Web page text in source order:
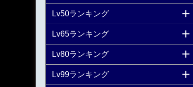
Lv50ランキング
Lv65ランキング
Lv80ランキング
Lv99ランキング